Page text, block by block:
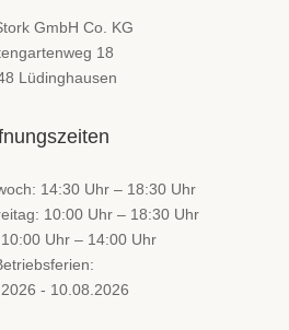
GmbH Co. KG
18
Lüdinghausen
14:30 Uhr – 18:30 Uhr
10:00 Uhr – 18:30 Uhr
Uhr – 14:00 Uhr
- 10.08.2026